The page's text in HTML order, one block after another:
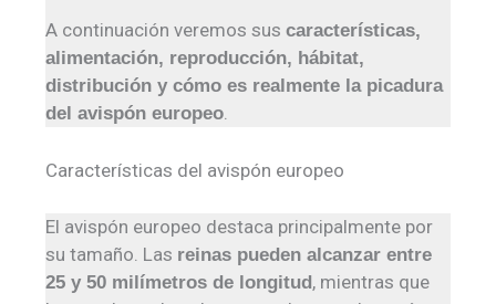
A continuación veremos suscaracterísticas,
alimentación, reproducción, hábitat,
distribución y cómo es realmente la picadura
del avispón europeo
Características del avispón europeo
El avispón europeo destaca principalmente por
su tamaño. Las reinas pueden alcanzar entre
25 y 50 milímetros de longitud, mientras que